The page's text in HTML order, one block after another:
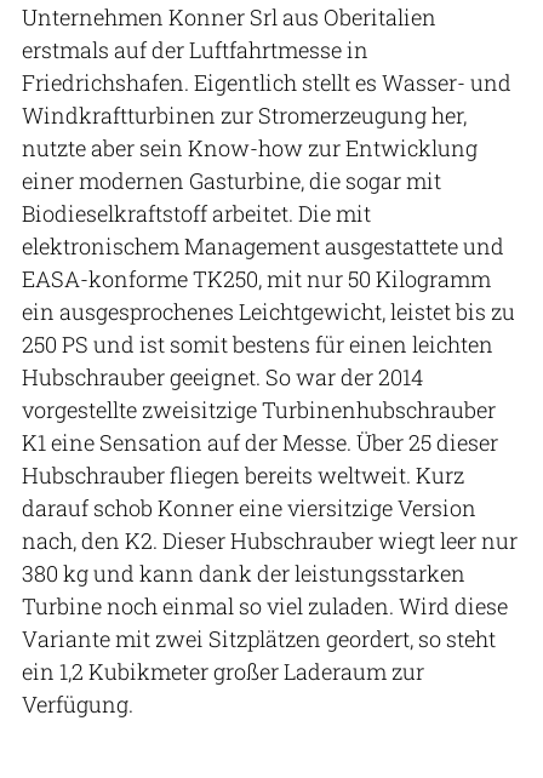
Unternehmen Konner Srl aus Oberitalien
erstmals auf der Luftfahrtmesse in
Friedrichshafen. Eigentlich stellt es Wasser- und
Windkraftturbinen zur Stromerzeugung her,
nutzte aber sein Know-how zur Entwicklung
einer modernen Gasturbine, die sogar mit
Biodieselkraftstoff arbeitet. Die mit
elektronischem Management ausgestattete und
EASA-konforme TK250, mit nur 50 Kilogramm
ein ausgesprochenes Leichtgewicht, leistet bis zu
250 PS und ist somit bestens für einen leichten
Hubschrauber geeignet. So war der 2014
vorgestellte zweisitzige Turbinenhubschrauber
K1 eine Sensation auf der Messe. Über 25 dieser
Hubschrauber fliegen bereits weltweit. Kurz
darauf schob Konner eine viersitzige Version
nach, den K2. Dieser Hubschrauber wiegt leer nur
380 kg und kann dank der leistungsstarken
Turbine noch einmal so viel zuladen. Wird diese
Variante mit zwei Sitzplätzen geordert, so steht
ein 1,2 Kubikmeter großer Laderaum zur
Verfügung.